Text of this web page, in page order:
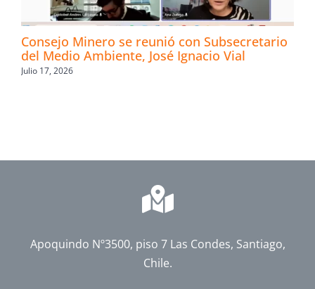
Consejo Minero se reunió con Subsecretario
del Medio Ambiente, José Ignacio Vial
Julio 17, 2026
Apoquindo Nº3500, piso 7 Las Condes, Santiago,
Chile.